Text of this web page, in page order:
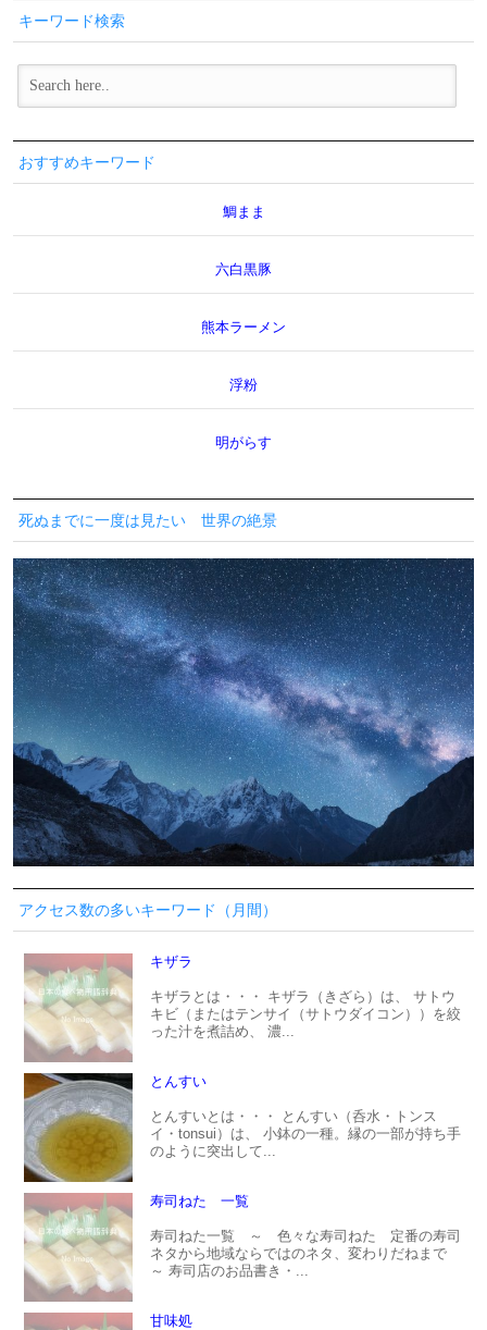
キーワード検索
おすすめキーワード
鯛まま
六白黒豚
熊本ラーメン
浮粉
明がらす
死ぬまでに一度は見たい 世界の絶景
アクセス数の多いキーワード（月間）
キザラ
キザラとは・・・ キザラ（きざら）は、 サトウ
キビ（またはテンサイ（サトウダイコン））を絞
った汁を煮詰め、 濃...
とんすい
とんすいとは・・・ とんすい（呑水・トンス
イ・tonsui）は、 小鉢の一種。縁の一部が持ち手
のように突出して...
寿司ねた 一覧
寿司ねた一覧 ～ 色々な寿司ねた 定番の寿司
ネタから地域ならではのネタ、変わりだねまで
～ 寿司店のお品書き・...
甘味処